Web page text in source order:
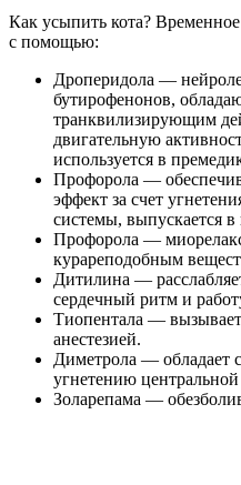
Как усыпить кота?
с помощью:
Дроперидола —
бутирофенонов,
транквилизирующим
двигательную
используется в
Профорола —
эффект за счет
системы, выпускается в
Профорола —
курареподобным
Дитилина —
сердечный ритм и
Тиопентала — вызывает
анестезией.
Диметрола — обладает
угнетению
Золарепама —